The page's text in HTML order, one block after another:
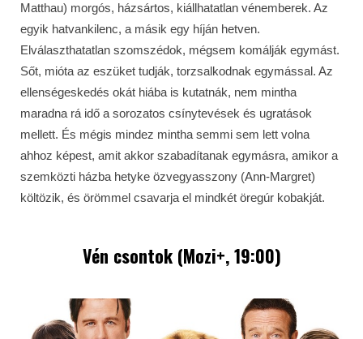
Matthau) morgós, házsártos, kiállhatatlan vénemberek. Az
egyik hatvankilenc, a másik egy híján hetven.
Elválaszthatatlan szomszédok, mégsem komálják egymást.
Sőt, mióta az eszüket tudják, torzsalkodnak egymással. Az
ellenségeskedés okát hiába is kutatnák, nem mintha
maradna rá idő a sorozatos csínytevések és ugratások
mellett. És mégis mindez mintha semmi sem lett volna
ahhoz képest, amit akkor szabadítanak egymásra, amikor a
szemközti házba hetyke özvegyasszony (Ann-Margret)
költözik, és örömmel csavarja el mindkét öregúr kobakját.
Vén csontok (Mozi+, 19:00)